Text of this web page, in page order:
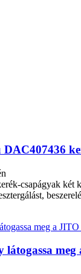
DAC407436
csapágyak két
látogassa